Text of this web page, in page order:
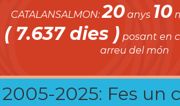
CATALANSALMON:20 anys 10
( 7.637 dies ) posant en
arreu del món
2005-2025: Fes un